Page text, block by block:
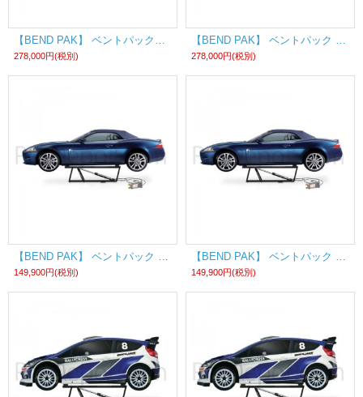
278,000円(税別) 278,000円(税別)
149,900円(税別) 149,900円(税別)